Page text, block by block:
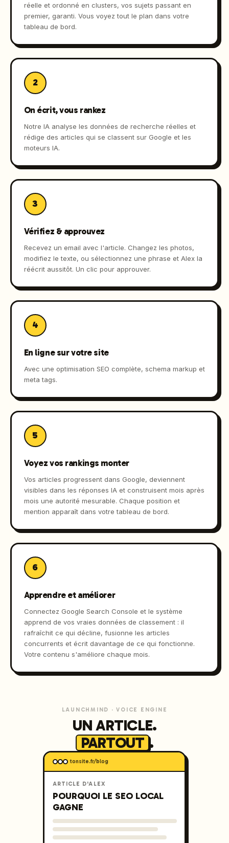
réelle et ordonné en clusters, vos sujets passant en
premier, garanti. Vous voyez tout le plan dans votre
tableau de bord.
2
On écrit, vous rankez
Notre IA analyse les données de recherche réelles et
rédige des articles qui se classent sur Google et les
moteurs IA.
3
Vérifiez & approuvez
Recevez un email avec l'article. Changez les photos,
modifiez le texte, ou sélectionnez une phrase et Alex la
réécrit aussitôt. Un clic pour approuver.
4
En ligne sur votre site
Avec une optimisation SEO complète, schema markup et
meta tags.
5
Voyez vos rankings monter
Vos articles progressent dans Google, deviennent
visibles dans les réponses IA et construisent mois après
mois une autorité mesurable. Chaque position et
mention apparaît dans votre tableau de bord.
6
Apprendre et améliorer
Connectez Google Search Console et le système
apprend de vos vraies données de classement : il
rafraîchit ce qui décline, fusionne les articles
concurrents et écrit davantage de ce qui fonctionne.
Votre contenu s'améliore chaque mois.
LAUNCHMIND · VOICE ENGINE
UN ARTICLE.
PARTOUT .
tonsite.fr/blog
ARTICLE D'ALEX
POURQUOI LE SEO LOCAL
GAGNE